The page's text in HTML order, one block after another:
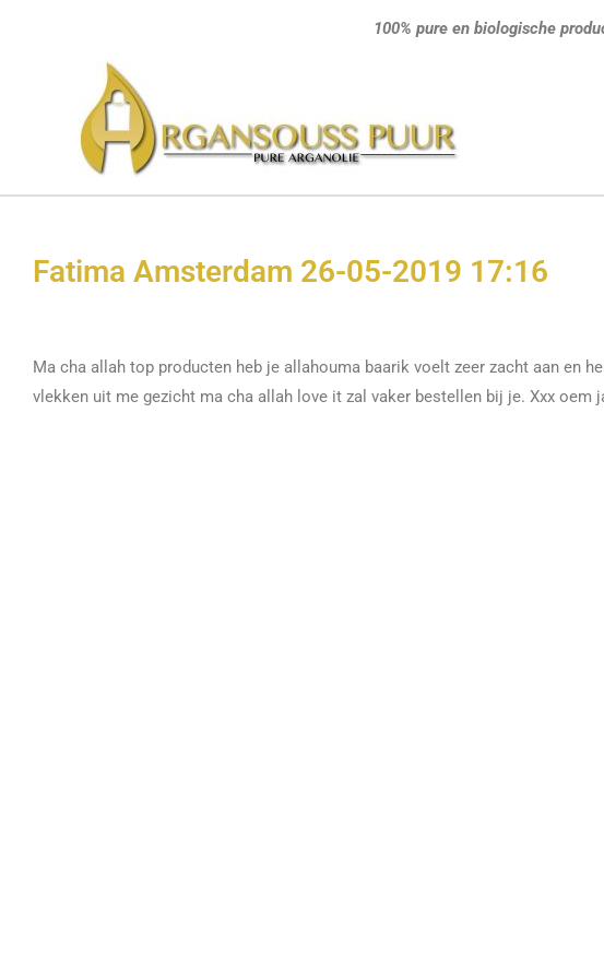
100% pure en biologische
Fatima Amsterdam 26-05-2019 17:16
Ma cha allah top producten heb je allahouma baarik voelt zeer zacht aan en
vlekken uit me gezicht ma cha allah love it zal vaker bestellen bij je. Xxx oem